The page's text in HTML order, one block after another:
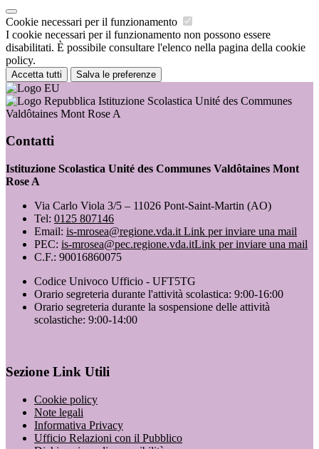
Cookie necessari per il funzionamento
I cookie necessari per il funzionamento non possono essere
disabilitati. È possibile consultare l'elenco nella pagina della cookie
policy.
Accetta tutti Salva le preferenze
Istituzione Scolastica Unité des Communes
Valdôtaines Mont Rose A
Contatti
Istituzione Scolastica Unité des Communes Valdôtaines Mont
Rose A
Via Carlo Viola 3/5 – 11026 Pont-Saint-Martin (AO)
Tel: 0125 807146
Email: is-mrosea@regione.vda.it Link per inviare una mail
PEC: is-mrosea@pec.regione.vda.itLink per inviare una mail
C.F.: 90016860075
Codice Univoco Ufficio - UFT5TG
Orario segreteria durante l'attività scolastica: 9:00-16:00
Orario segreteria durante la sospensione delle attività
scolastiche: 9:00-14:00
Sezione Link Utili
Cookie policy
Note legali
Informativa Privacy
Ufficio Relazioni con il Pubblico